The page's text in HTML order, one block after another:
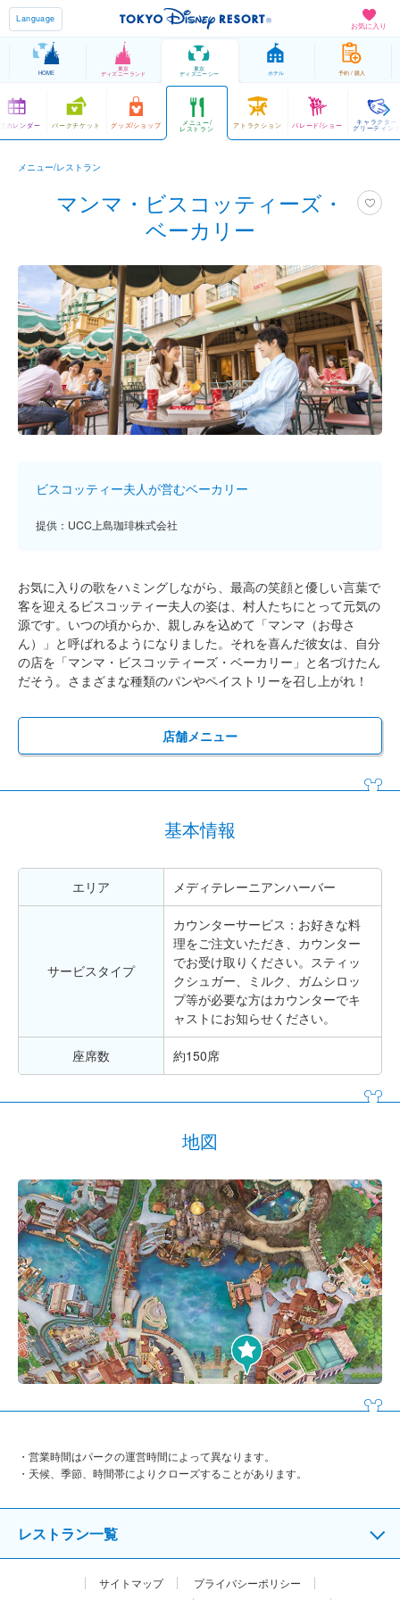
お気に入り
Language
HOME
東京
ディズニーランド
東京
ディズニーシー ホテル 予約 / 購入
カレンダー パークチケット グッズ/ショップ メニュー/
レストラン アトラクション パレード/ショー キャラクター
グリーティング
メニュー/レストラン
マンマ・ビスコッティーズ・
ベーカリー
ビスコッティー夫人が営むベーカリー
提供：UCC上島珈琲株式会社
お気に入りの歌をハミングしながら、最高の笑顔と優しい言葉で
客を迎えるビスコッティー夫人の姿は、村人たちにとって元気の
源です。いつの頃からか、親しみを込めて「マンマ（お母さ
ん）」と呼ばれるようになりました。それを喜んだ彼女は、自分
の店を「マンマ・ビスコッティーズ・ベーカリー」と名づけたん
だそう。さまざまな種類のパンやペイストリーを召し上がれ！
店舗メニュー
基本情報
エリア メディテレーニアンハーバー
サービスタイプ
カウンターサービス：お好きな料
理をご注文いただき、カウンター
でお受け取りください。スティッ
クシュガー、ミルク、ガムシロッ
プ等が必要な方はカウンターでキ
ャストにお知らせください。
座席数 約150席
地図
営業時間はパークの運営時間によって異なります。
天候、季節、時間帯によりクローズすることがあります。
レストラン一覧
サイトマップ
プライバシーポリシー